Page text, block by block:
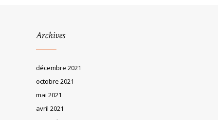
Archives
décembre 2021
octobre 2021
mai 2021
avril 2021